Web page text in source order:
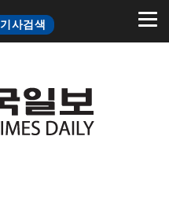
기사검색